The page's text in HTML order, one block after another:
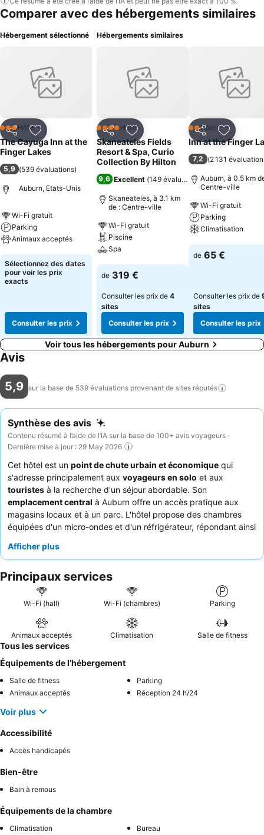
Comparer avec des hébergements similaires
Hébergement sélectionné
PartagerAjouter à mes favoris
3 ÉtoilesHôtel
The Cayuga Inn at the
Finger Lakes
5,9 (539 évaluations)
Auburn, Etats-Unis
Wi-Fi gratuit
Parking
Animaux acceptés
Consulter les prix
Sélectionnez des dates
pour voir les prix
exacts
Consulter les prix
Hébergements similaires
PartagerAjouter à mes favoris
4 ÉtoilesHôtel
Skaneateles Fields
Resort & Spa, Curio
Collection By Hilton
9,6 Excellent (149 évaluations)
Skaneateles, à 3.1 km
de : Centre-ville
Wi-Fi gratuit
Piscine
Spa
Consulter les prix
de 319 €
Consulter les prix de 4
sites
Consulter les prix
PartagerAjouter
2 Étoiles
Hôtel
Inn at the Finger
7,2 (2 131
Auburn, à 0.5 km
Centre-ville
Wi-Fi gratuit
Parking
Climatisation
Consulter les
de 65 €
Consulter les prix de
sites
Consulter les prix
Voir tous les hébergements pour Auburn
Avis
5,9 sur la base de 539 évaluations provenant de sites réputés
Synthèse des avis
Contenu résumé à l’aide de l’IA sur la base de 100+ avis voyageurs ·
Dernière mise à jour : 29 May 2026
Cet hôtel est un point de chute urbain et économique qui
s'adresse principalement aux voyageurs en solo et aux
touristes à la recherche d'un séjour abordable. Son
emplacement central à Auburn offre un accès pratique aux
magasins locaux et à un parc. L'hôtel propose des chambres
équipées d'un micro-ondes et d'un réfrigérateur, répondant ainsi
chambre. Les clients louent constamment l'
considérablement l'expérience globale. Pour un séjour plus
confortable, il est conseillé de demander une chambre éloignée
des sources de bruit potentielles.
Afficher plus
Principaux services
Wi-Fi (hall) Wi-Fi (chambres) Parking
Animaux acceptés Climatisation Salle de fitness
Tous les services
Équipements de l’hébergement
Salle de fitness
Parking
Animaux acceptés
Réception 24 h/24
Voir plus
Accessibilité
Accès handicapés
Bien-être
Bain à remous
Équipements de la chambre
Climatisation Bureau